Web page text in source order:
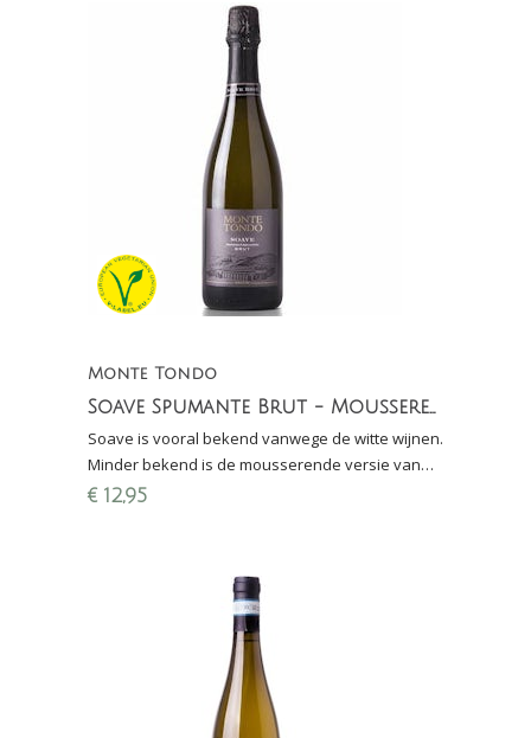
Monte Tondo
Soave Spumante Brut - Mousserende wijn
Soave is vooral bekend vanwege de witte wijnen.
Minder bekend is de mousserende versie van
Soave: een heerlijke Soave Spumante van 100%
€ 12,95